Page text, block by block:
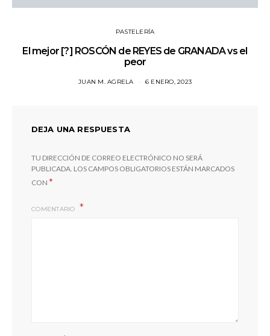
PASTELERÍA
El mejor [?] ROSCÓN de REYES de GRANADA vs el
peor
JUAN M. AGRELA 6 ENERO, 2023
DEJA UNA RESPUESTA
TU DIRECCIÓN DE CORREO ELECTRÓNICO NO SERÁ
PUBLICADA. LOS CAMPOS OBLIGATORIOS ESTÁN MARCADOS
CON *
COMENTARIO